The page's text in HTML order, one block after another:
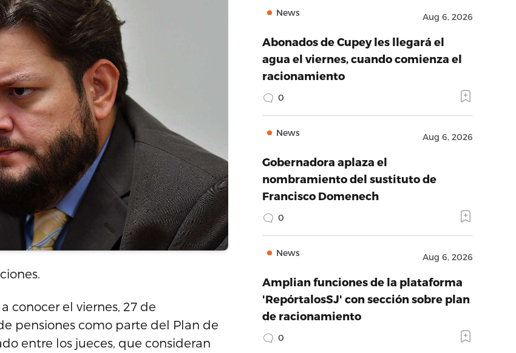
conocer el viernes, 27 de
pensiones como parte del Plan de
entre los jueces, que consideran
News Aug 6, 2026
Abonados de Cupey les llegará el
agua el viernes, cuando comienza el
racionamiento
0
News Aug 6, 2026
Gobernadora aplaza el
nombramiento del sustituto de
Francisco Domenech
0
News Aug 6, 2026
Amplian funciones de la plataforma
'RepórtalosSJ' con sección sobre plan
de racionamiento
0